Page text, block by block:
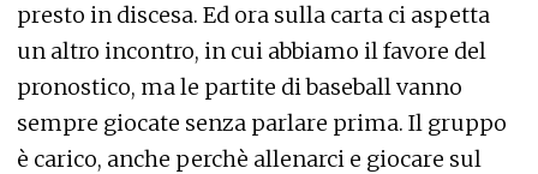
presto in discesa. Ed ora sulla carta ci aspetta
un altro incontro, in cui abbiamo il favore del
pronostico, ma le partite di baseball vanno
sempre giocate senza parlare prima. Il gruppo
è carico, anche perchè allenarci e giocare sul